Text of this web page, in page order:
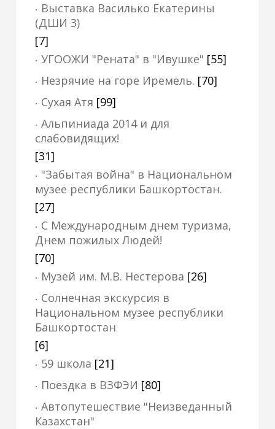
Выставка Василько Екатерины
(ДШИ 3)
[7]
УГООЖИ "Рената" в "Ивушке" [55]
Незрячие на горе Иремель. [70]
Сухая Атя [99]
Альпиниада 2014 и для
слабовидящих!
[31]
"Забытая война" в Национальном
музее республики Башкортостан.
[27]
С Международным днем туризма,
Днем пожилых Людей!
[70]
Музей им. М.В. Нестерова [26]
Солнечная экскурсия в
Национальном музее республики
Башкортостан
[6]
59 школа [21]
Поездка в ВЗФЭИ [80]
Автопутешествие "Неизведанный
Казахстан"